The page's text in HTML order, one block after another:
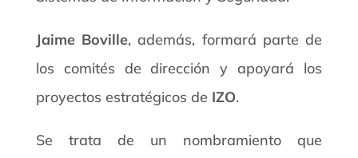
Jaime Boville, además, formará parte de
los comités de dirección y apoyará los
proyectos estratégicos de IZO.
Se trata de un nombramiento que